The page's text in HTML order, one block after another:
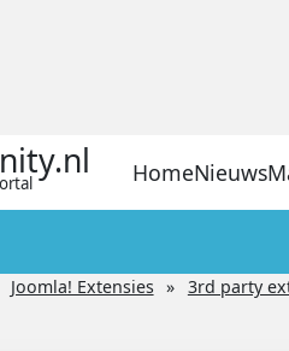
HomeNieuws
Joomla! Extensies 3rd party